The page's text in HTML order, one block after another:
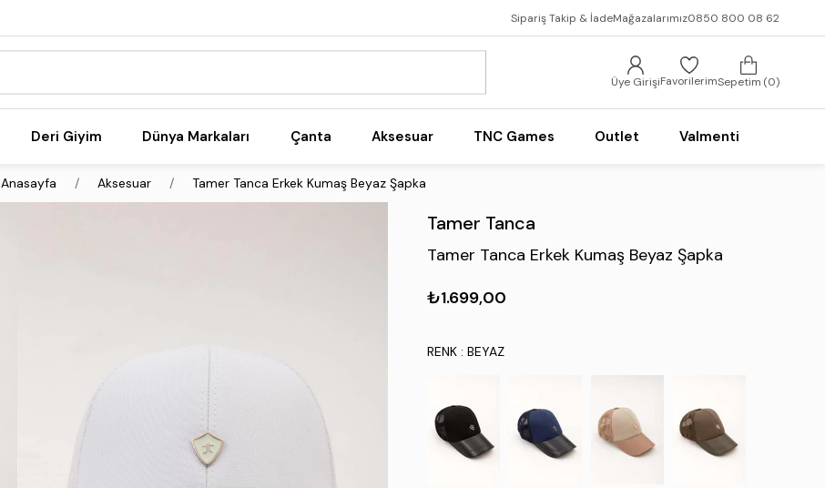
Sipariş Takip & İadeMağazalarımız0850 800 08 62
Üye GirişiFavorilerimSepetim 0
Deri Giyim Dünya Markaları Çanta Aksesuar TNC Games Outlet Valmenti
Anasayfa Aksesuar Tamer Tanca Erkek Kumaş Beyaz Şapka
Tamer Tanca
Tamer Tanca Erkek Kumaş Beyaz Şapka
₺1.699,00
RENK: BEYAZ